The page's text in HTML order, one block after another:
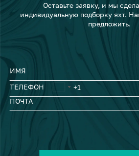
Оставьте заявку, и мы
индивидуальную подборку яхт.
предложить.
ИМЯ
ТЕЛЕФОН
ПОЧТА